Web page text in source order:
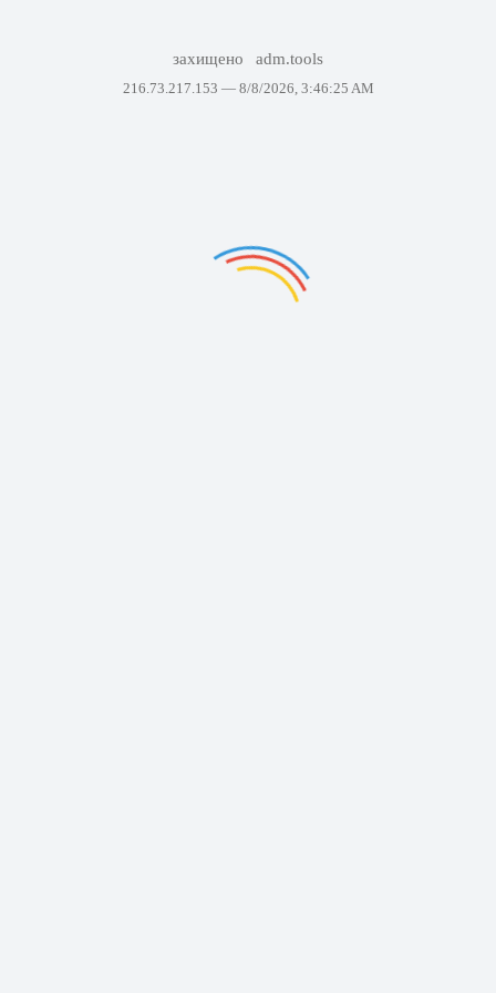
захищено adm.tools
216.73.217.153 — 8/8/2026, 3:46:25 AM